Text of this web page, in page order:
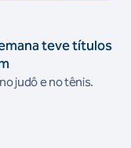
teve títulos
judô e no tênis.